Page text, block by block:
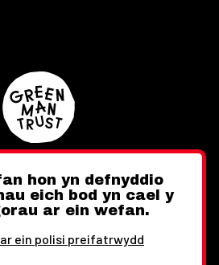
Instagram
hon yn defnyddio
eich bod yn cael y
ar ein wefan.
ein polisi preifatrwydd